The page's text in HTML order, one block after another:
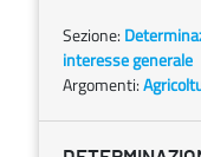
Sezione:
interesse generale
Argomenti: